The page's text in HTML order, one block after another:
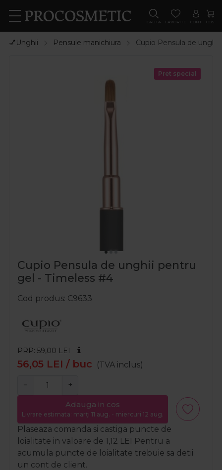
CAUTA FAVORITE CONT COS
💅Unghii Pensule manichiura Cupio Pensula de
Pret special
Cupio Pensula de unghii pentru
gel - Timeless #4
Cod produs C9633
PRP: 59,00 LEI
56,05 LEI / buc (TVA inclus)
− +
Adauga in cos
Livrare estimata: marți 11 aug. - miercuri 12 aug.
Plaseaza comanda si castiga puncte de
loialitate in valoare de 1,12 LEI Pentru a
acumula puncte de loialitate trebuie sa detii
un cont de client.